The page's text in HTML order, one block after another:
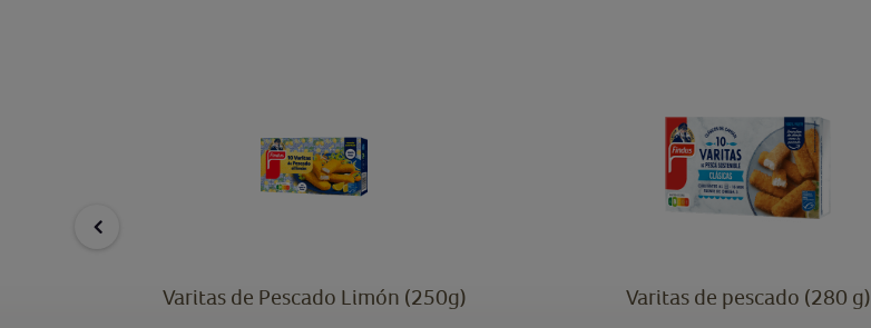
Varitas de Pescado Limón (250g) Varitas de pescado (280 g)